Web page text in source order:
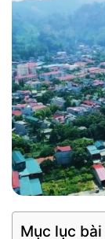
Mục lục